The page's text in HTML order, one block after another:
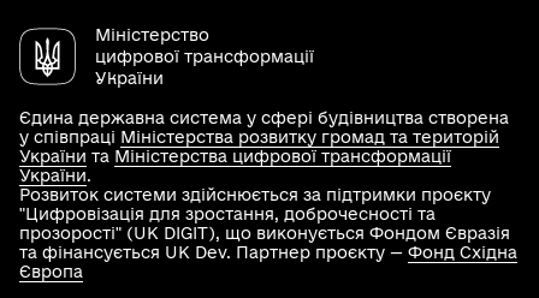
Міністерство
цифрової трансформації
України
Єдина державна система у сфері будівництва створена
у співпраці Міністерства розвитку громад та територій
України та Міністерства цифрової трансформації
України.
Розвиток системи здійснюється за підтримки проєкту
"Цифровізація для зростання, доброчесності та
прозорості" (UK DIGIT), що виконується Фондом Євразія
та фінансується UK Dev. Партнер проєкту — Фонд Східна
Європа